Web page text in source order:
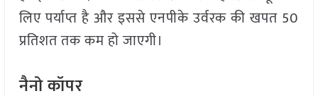
लिए पर्याप्त है और इससे एनपीके उर्वरक की खपत 50
प्रतिशत तक कम हो जाएगी।
नैनो कॉपर